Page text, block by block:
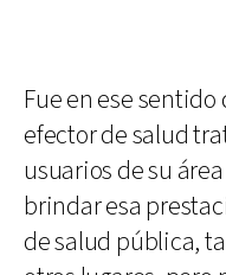
Fue en ese
efector de salud
usuarios de su
brindar esa
de salud pública,